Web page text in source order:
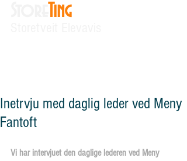
Ting
Inetrvju med daglig leder ved Meny
Fantoft
Vi har intervjuet den daglige lederen ved Meny